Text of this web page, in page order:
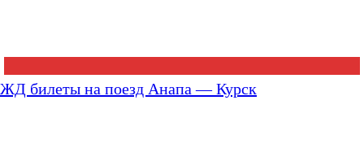
ЖД билеты на поезд Анапа — Курск